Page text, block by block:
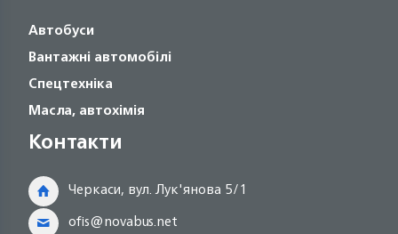
Автобуси
Вантажні автомобілі
Спецтехніка
Масла, автохімія
Контакти
Черкаси, вул. Лук'янова 5/1
ofis@novabus.net